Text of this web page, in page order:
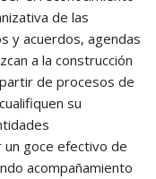
de las
y acuerdos, agendas
a la construcción
de procesos de
su
un goce efectivo de
acompañamiento